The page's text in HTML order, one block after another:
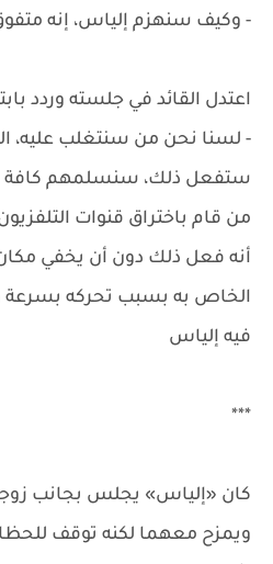
- وكيف سنهزم إلياس، إنه
اعتدل القائد في جلسته وردد
- لسنا نحن من سنتغلب عليه،
ستفعل ذلك، سنسلمهم كافة
من قام باختراق قنوات
الخاص به بسبب تحركه بسرعة
فيه إلياس
***
كان «إلياس» يجلس بجانب
ويمزح معهما لكنه توقف